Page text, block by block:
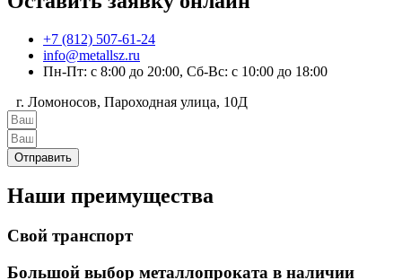
+7 (812) 507-61-24
info@metallsz.ru
Пн-Пт: с 8:00 до 20:00, Сб-Вс: с 10:00 до 18:00
г. Ломоносов, Пароходная улица, 10Д
Отправить
Наши преимущества
Свой транспорт
Большой выбор металлопроката в наличии